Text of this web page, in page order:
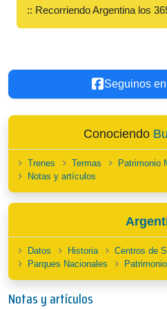
:: Recorriendo Argentina los
Seguinos
Conociendo
Trenes Termas Patrimonio
Notas y artículos
Datos Historia Centros de
Parques Nacionales
Notas y artículos